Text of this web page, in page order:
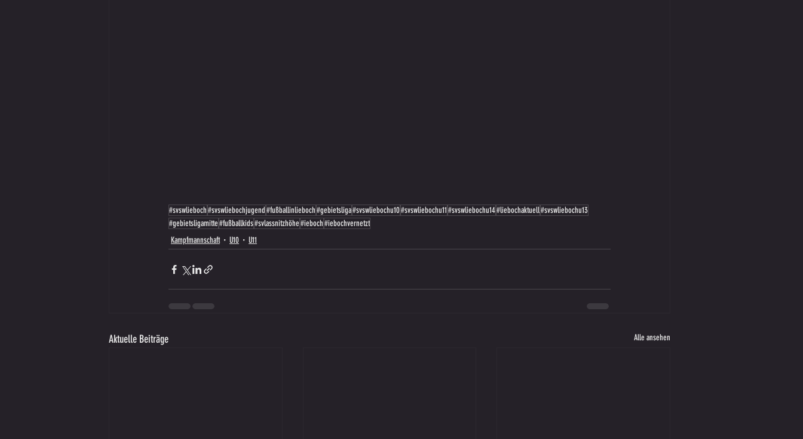
#svswlieboch#svswliebochjugend#fußballinlieboch#gebietsliga#svswliebochu10#svswliebochu11#svswliebochu14#liebochaktuell#svswliebochu13
#gebietsligamitte#fußballkids#svlassnitzhöhe#ieboch#iebochvernetzt
Kampfmannschaft
U10 U11
Aktuelle Beiträge Alle ansehen